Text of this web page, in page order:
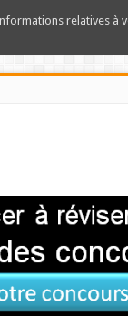
relatives